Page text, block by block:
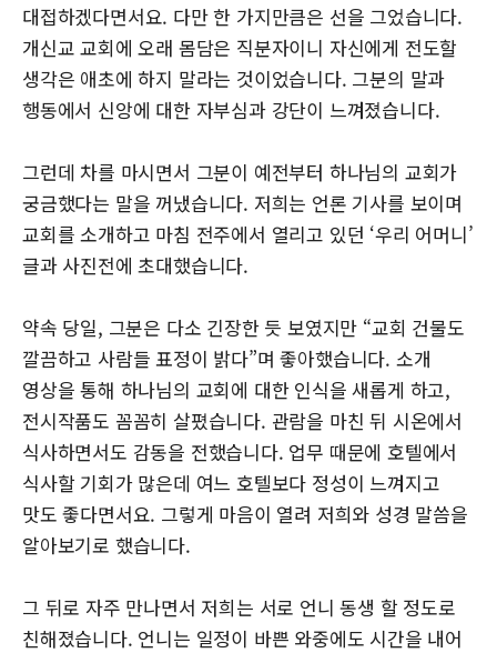
대접하겠다면서요. 다만 한 가지만큼은 선을 그었습니다.
개신교 교회에 오래 몸담은 직분자이니 자신에게 전도할
생각은 애초에 하지 말라는 것이었습니다. 그분의 말과
행동에서 신앙에 대한 자부심과 강단이 느껴졌습니다.
그런데 차를 마시면서 그분이 예전부터 하나님의 교회가
궁금했다는 말을 꺼냈습니다. 저희는 언론 기사를 보이며
교회를 소개하고 마침 전주에서 열리고 있던 ‘우리 어머니’
글과 사진전에 초대했습니다.
약속 당일, 그분은 다소 긴장한 듯 보였지만 “교회 건물도
깔끔하고 사람들 표정이 밝다”며 좋아했습니다. 소개
영상을 통해 하나님의 교회에 대한 인식을 새롭게 하고,
전시작품도 꼼꼼히 살폈습니다. 관람을 마친 뒤 시온에서
식사하면서도 감동을 전했습니다. 업무 때문에 호텔에서
식사할 기회가 많은데 여느 호텔보다 정성이 느껴지고
맛도 좋다면서요. 그렇게 마음이 열려 저희와 성경 말씀을
알아보기로 했습니다.
그 뒤로 자주 만나면서 저희는 서로 언니 동생 할 정도로
친해졌습니다. 언니는 일정이 바쁜 와중에도 시간을 내어